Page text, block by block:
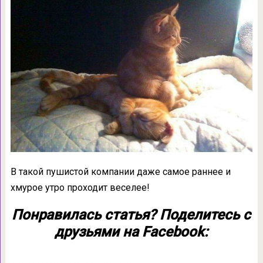
В такой пушистой компании даже самое раннее и
хмурое утро проходит веселее!
Понравилась статья? Поделитесь с
друзьями на Facebook: